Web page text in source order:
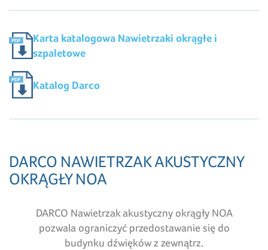
Karta katalogowa Nawietrzaki okrągłe i
szpaletowe
Katalog Darco
DARCO NAWIETRZAK AKUSTYCZNY
OKRĄGŁY NOA
DARCO Nawietrzak akustyczny okrągły NOA
pozwala ograniczyć przedostawanie się do
budynku dźwięków z zewnątrz.